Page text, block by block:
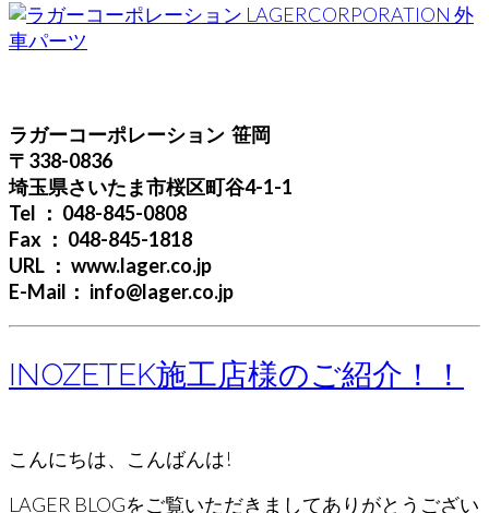
ラガーコーポレーション 笹岡
〒338-0836
埼玉県さいたま市桜区町谷4-1-1
Tel ： 048-845-0808
Fax ： 048-845-1818
URL ： www.lager.co.jp
E-Mail： info@lager.co.jp
INOZETEK施工店様のご紹介！！
こんにちは、こんばんは!
LAGER BLOGをご覧いただきましてありがとうござい